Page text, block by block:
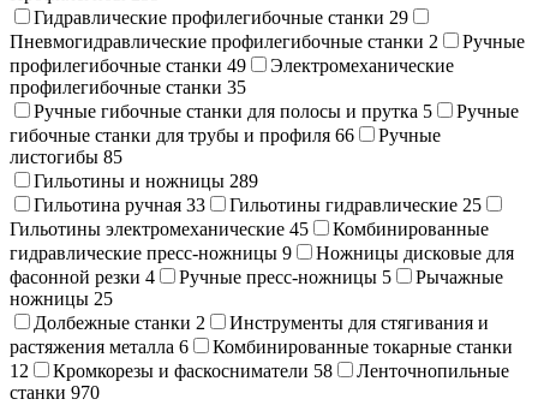
Гидравлические профилегибочные станки 29
Пневмогидравлические профилегибочные станки 2
Ручные
профилегибочные станки 49
Электромеханические
профилегибочные станки 35
Ручные гибочные станки для полосы и прутка 5
Ручные
гибочные станки для трубы и профиля 66
Ручные
листогибы 85
Гильотины и ножницы 289
Гильотина ручная 33 Гильотины гидравлические 25
Гильотины электромеханические 45
Комбинированные
гидравлические пресс-ножницы 9
Ножницы дисковые для
фасонной резки 4 Ручные пресс-ножницы 5
Рычажные
ножницы 25
Долбежные станки 2
Инструменты для стягивания и
растяжения металла 6
Комбинированные токарные станки
12
Кромкорезы и фаскосниматели 58
Ленточнопильные
станки 970